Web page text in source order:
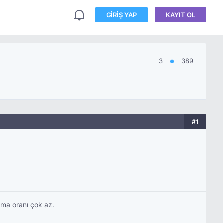
GIRIŞ YAP KAYIT OL
3 ● 389
#1
oranı çok az.